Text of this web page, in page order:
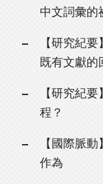
中文詞彙的
【研究紀
既有文獻的
【研究紀
程？
【國際脈
作為